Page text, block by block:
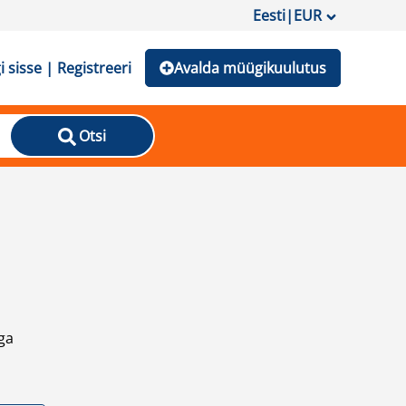
Eesti|EUR
sisse | Registreeri Avalda müügikuulutus
Otsi